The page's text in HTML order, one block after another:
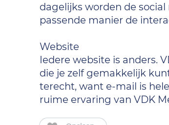
dagelijks worden de
passende manier de
Website
Iedere website is anders.
die je zelf gemakkelijk
terecht, want e-mail is
ruime ervaring van VDK